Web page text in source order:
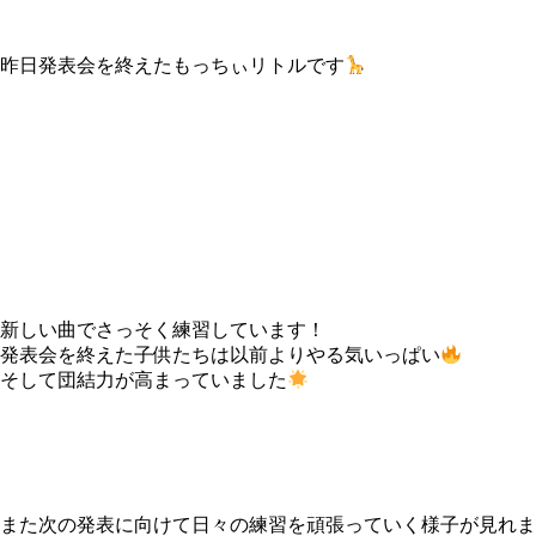
昨日発表会を終えたもっちぃリトルです
新しい曲でさっそく練習しています！
発表会を終えた子供たちは以前よりやる気いっぱい
そして団結力が高まっていました
また次の発表に向けて日々の練習を頑張っていく様子が見れ